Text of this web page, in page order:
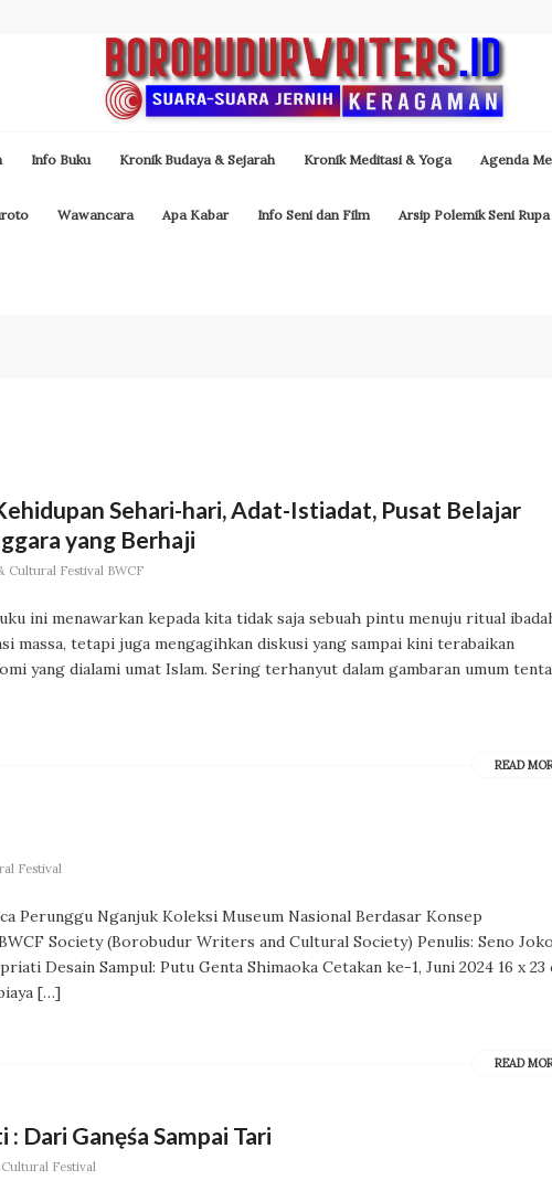
Info Buku Kronik Budaya & Sejarah Kronik Meditasi & Yoga Agenda
Wawancara Apa Kabar Info Seni dan Film Arsip Polemik Seni Rupa
Sehari-hari, Adat-Istiadat, Pusat Belajar
yang Berhaji
Cultural Festival BWCF
ini menawarkan kepada kita tidak saja sebuah pintu menuju ritual
massa, tetapi juga mengagihkan diskusi yang sampai kini terabaikan
yang dialami umat Islam. Sering terhanyut dalam gambaran umum
READ
Festival
Perunggu Nganjuk Koleksi Museum Nasional Berdasar Konsep
Society (Borobudur Writers and Cultural Society) Penulis: Seno Joko
Desain Sampul: Putu Genta Shimaoka Cetakan ke-1, Juni 2024 16 x 23
[…]
READ
Dari Ganęśa Sampai Tari
Festival